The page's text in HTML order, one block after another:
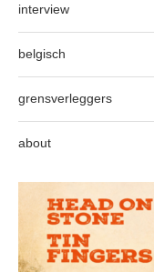
interview
belgisch
grensverleggers
about